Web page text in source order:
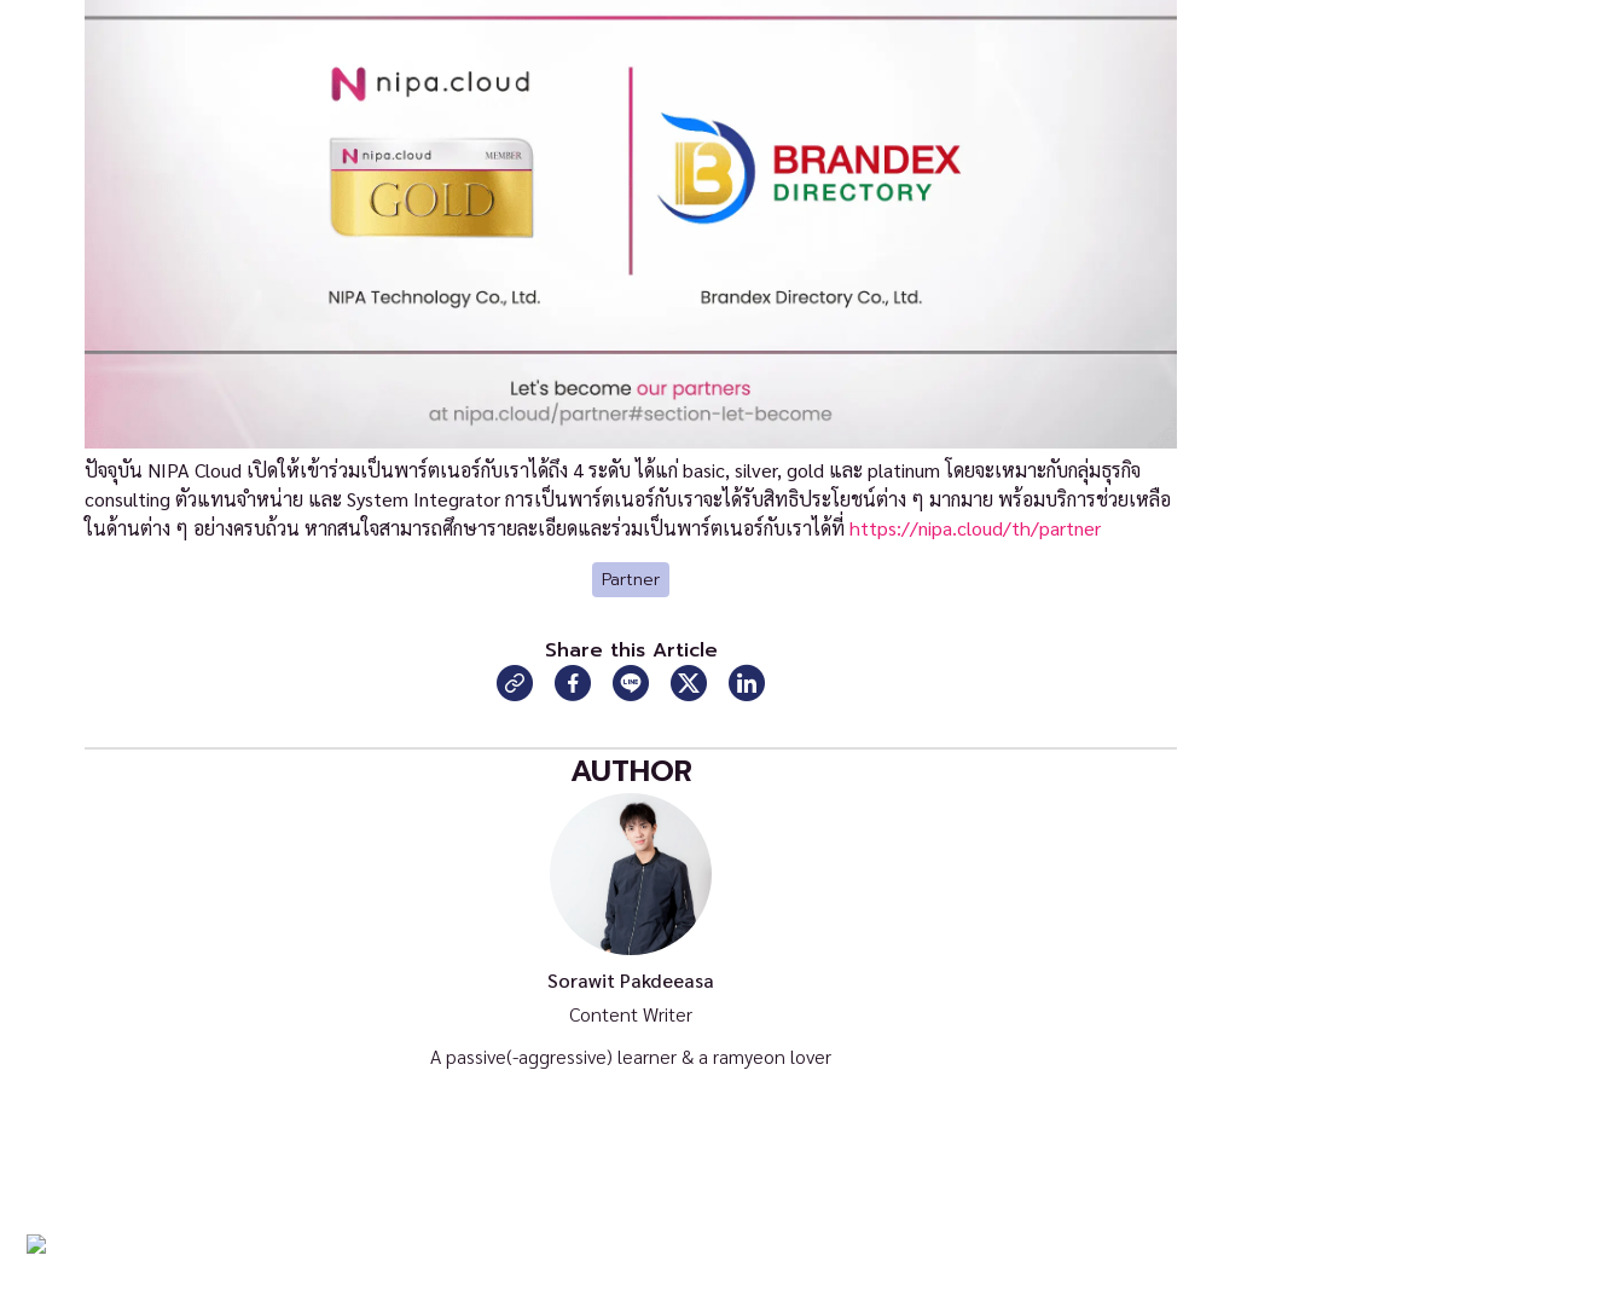
ปัจจุบัน NIPA Cloud เปิดให้เข้าร่วมเป็นพาร์ตเนอร์กับเราได้ถึง 4 ระดับ ได้แก่ basic, silver, gold และ platinum โดยจะเหมาะกับกลุ่มธุรกิจ
consulting ตัวแทนจำหน่าย และ System Integrator การเป็นพาร์ตเนอร์กับเราจะได้รับสิทธิประโยชน์ต่าง ๆ มากมาย พร้อมบริการช่วยเหลือ
ในด้านต่าง ๆ อย่างครบถ้วน หากสนใจสามารถศึกษารายละเอียดและร่วมเป็นพาร์ตเนอร์กับเราได้ที่ https://nipa.cloud/th/partner
Partner
Share this Article
AUTHOR
Sorawit Pakdeeasa
Content Writer
A passive(-aggressive) learner & a ramyeon lover